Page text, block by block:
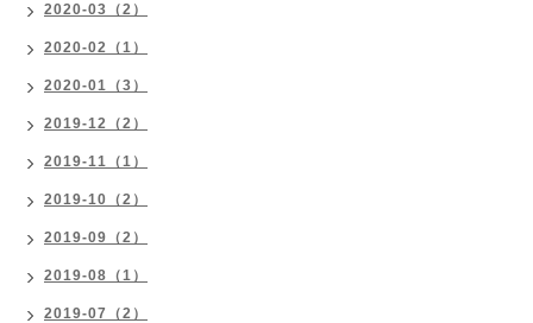
2020-03（2）
2020-02（1）
2020-01（3）
2019-12（2）
2019-11（1）
2019-10（2）
2019-09（2）
2019-08（1）
2019-07（2）